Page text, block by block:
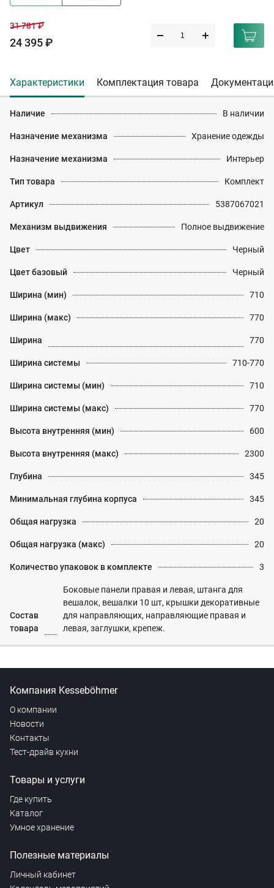
31 781 ₽
24 395 ₽
Характеристики Комплектация товара
Наличие В наличии
Назначение механизма Хранение одежды
Назначение механизма Интерьер
Тип товара Комплект
Артикул 5387067021
Механизм выдвижения Полное выдвижение
Цвет Черный
Цвет базовый Черный
Ширина (мин) 710
Ширина (макс) 770
Ширина 770
Ширина системы 710-770
Ширина системы (мин) 710
Ширина системы (макс) 770
Высота внутренняя (мин) 600
Высота внутренняя (макс) 2300
Глубина 345
Минимальная глубина корпуса 345
Общая нагрузка 20
Общая нагрузка (макс) 20
Количество упаковок в комплекте 3
Состав
товара
Боковые панели правая и левая, штанга для
вешалок, вешалки 10 шт, крышки декоративные
для направляющих, направляющие правая и
левая, заглушки, крепеж.
Компания Kesseböhmer
О компании
Новости
Контакты
Тест-драйв кухни
Товары и услуги
Где купить
Каталог
Умное хранение
Полезные материалы
Личный кабинет